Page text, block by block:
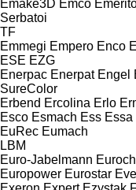
Emake3D Emco
Serbatoi
TF
Emmegi Empero Enco
ESE EZG
Enerpac Enerpat Engel
SureColor
Erbend Ercolina Erlo
Esco Esmach Ess Essa
EuRec Eumach
LBM
Euro-Jabelmann
Europower Eurostar